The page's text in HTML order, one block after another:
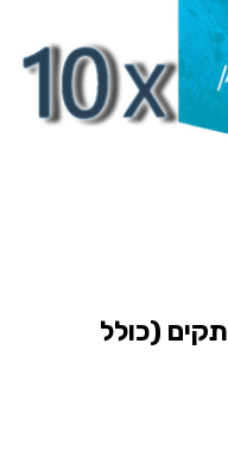
חתול – 10 עותקים (כולל